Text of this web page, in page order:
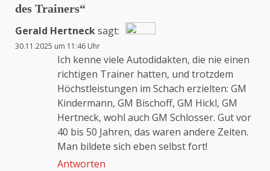
des Trainers“
Gerald Hertnecksagt:
Das „Echte-Person“-Abzeichen!
Anti-Spam von CleanTalk
30.11.2025 um 11:46 Uhr
Ich kenne viele Autodidakten, die nie einen
richtigen Trainer hatten, und trotzdem
Höchstleistungen im Schach erzielten: GM
Kindermann, GM Bischoff, GM Hickl, GM
Hertneck, wohl auch GM Schlosser. Gut vor
40 bis 50 Jahren, das waren andere Zeiten.
Man bildete sich eben selbst fort!
Antworten